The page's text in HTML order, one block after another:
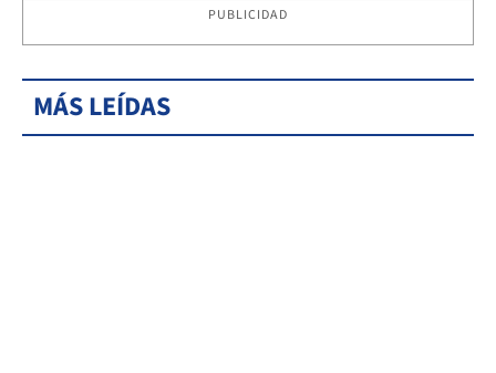
PUBLICIDAD
MÁS LEÍDAS